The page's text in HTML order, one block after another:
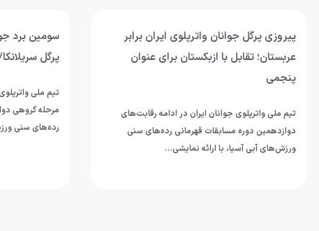
پیروزی پرگل جوانان واترپلوی ایران برابر
عربستان؛ تقابل با ازبکستان برای عنوان
پنجمی
تیم ملی واترپلوی جوانان ایران در ادامه رقابت‌های
دوازدهمین دوره مسابقات قهرمانی رده‌های سنی
ورزش‌های آبی آسیا، با ارائه نمایشی…
سومین برد
پرگل
تیم ملی
مرحله گروهی
رده‌های سنی